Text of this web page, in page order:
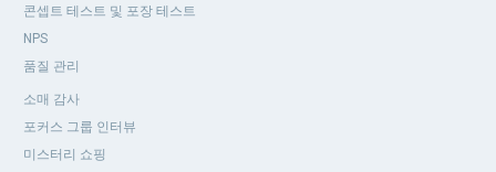
콘셉트 테스트 및 포장 테스트
NPS
품질 관리
소매 감사
포커스 그룹 인터뷰
미스터리 쇼핑